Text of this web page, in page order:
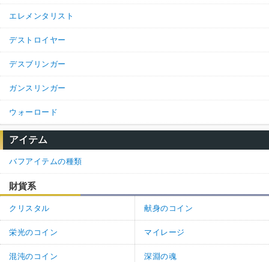
エレメンタリスト
デストロイヤー
デスブリンガー
ガンスリンガー
ウォーロード
アイテム
バフアイテムの種類
財貨系
クリスタル 献身のコイン
栄光のコイン マイレージ
混沌のコイン 深淵の魂